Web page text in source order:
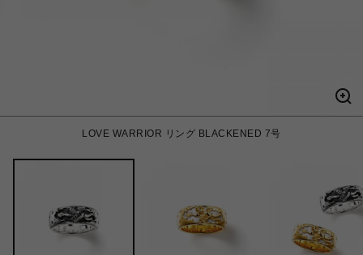
LOVE WARRIOR リング BLACKENED 7号